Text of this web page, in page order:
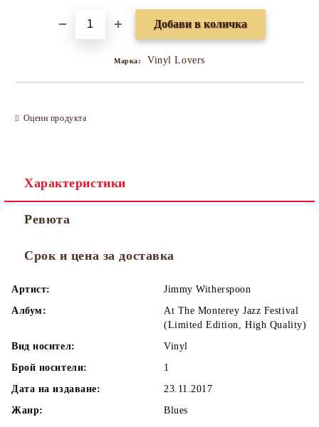
Марка: Vinyl Lovers
Оцени продукта
Характеристики
Ревюта
Срок и цена за доставка
Артист:
Jimmy Witherspoon
Албум:
At The Monterey Jazz Festival
(Limited Edition, High Quality)
Вид носител:
Vinyl
Брой носители:
1
Дата на издаване:
23.11.2017
Жанр:
Blues